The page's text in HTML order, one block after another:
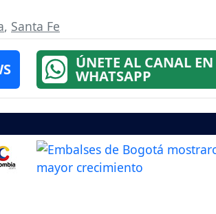
, Santa Fe
ÚNETE AL CANAL EN
WHATSAPP